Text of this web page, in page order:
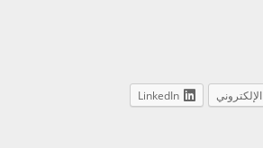
LinkedIn